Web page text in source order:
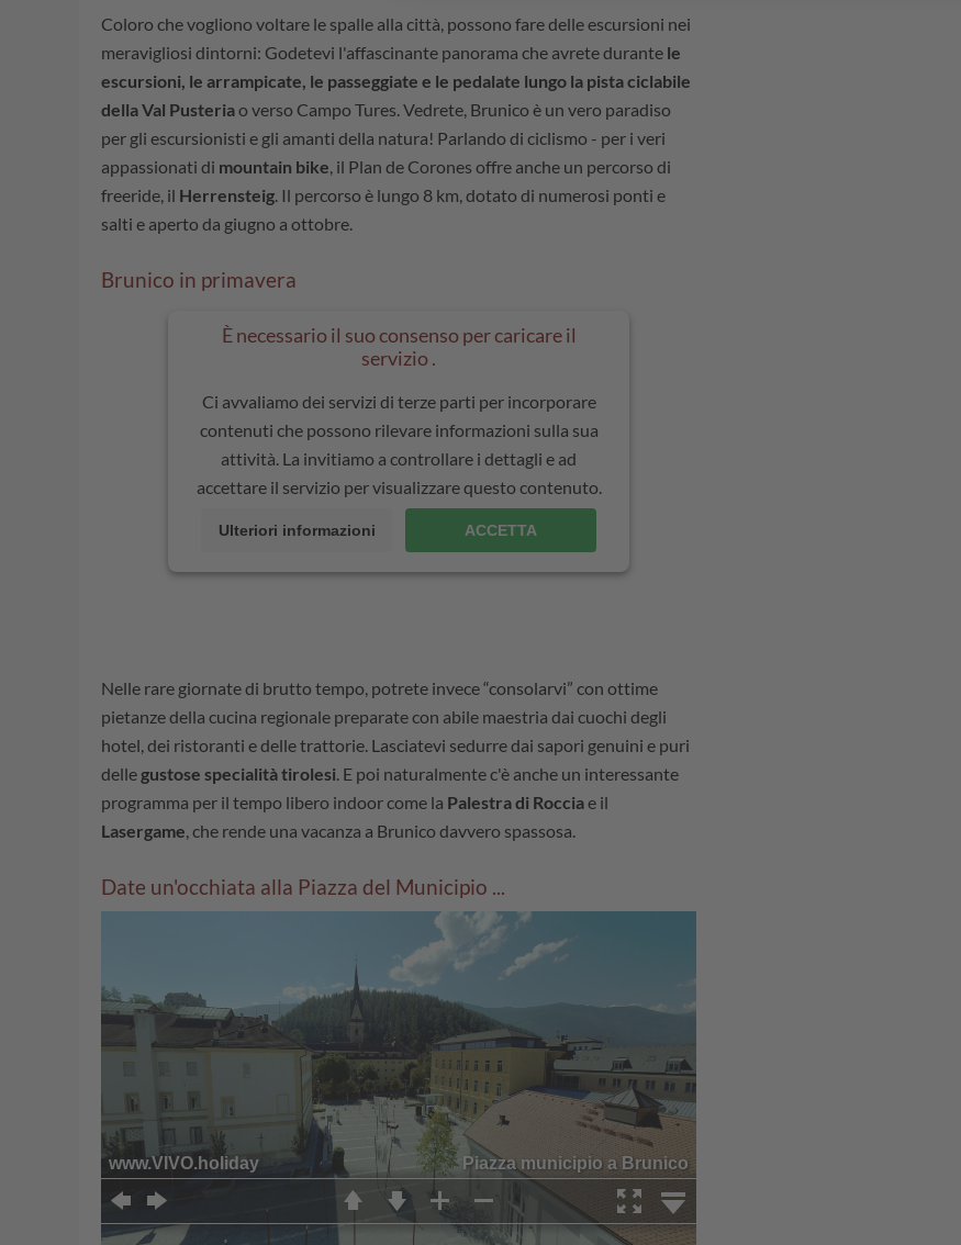
Coloro che vogliono voltare le spalle alla città, possono fare delle escursioni nei
meravigliosi dintorni: Godetevi l'affascinante panorama che avrete durante le
escursioni, le arrampicate, le passeggiate e le pedalate lungo la pista ciclabile
della Val Pusteriao verso Campo Tures. Vedrete, Brunico è un vero paradiso
per gli escursionisti e gli amanti della natura! Parlando di ciclismo - per i veri
appassionati di mountain bike, il Plan de Corones offre anche un percorso di
freeride, il Herrensteig. Il percorso è lungo 8 km, dotato di numerosi ponti e
salti e aperto da giugno a ottobre.
Brunico in primavera
È necessario il suo consenso per caricare il
servizio .
Ci avvaliamo dei servizi di terze parti per incorporare
contenuti che possono rilevare informazioni sulla sua
attività. La invitiamo a controllare i dettagli e ad
accettare il servizio per visualizzare questo contenuto.
Ulteriori informazioni ACCETTA
Nelle rare giornate di brutto tempo, potrete invece “consolarvi” con ottime
pietanze della cucina regionale preparate con abile maestria dai cuochi degli
hotel, dei ristoranti e delle trattorie. Lasciatevi sedurre dai sapori genuini e puri
dellegustose specialità tirolesi. E poi naturalmente c'è anche un interessante
programma per il tempo libero indoor come la Palestra di Rocciae il
Lasergame, che rende una vacanza a Brunico davvero spassosa.
Date un'occhiata alla Piazza del Municipio ...